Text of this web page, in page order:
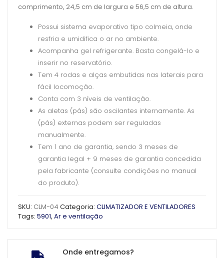
Onde entregamos?
comprimento, 24,5 cm de largura e 56,5 cm de altura.
Possui sistema evaporativo tipo colmeia, onde
resfria e umidifica o ar no ambiente.
Acompanha gel refrigerante. Basta congelá-lo e
inserir no reservatório.
Tem 4 rodas e alças embutidas nas laterais para
fácil locomoção.
Conta com 3 níveis de ventilação.
As aletas (pás) são oscilantes internamente. As
(pás) externas podem ser reguladas
manualmente.
Tem 1 ano de garantia, sendo 3 meses de
garantia legal + 9 meses de garantia concedida
pela fabricante (consulte condições no manual
do produto).
SKU: CLM-04 Categoria: CLIMATIZADOR E VENTILADORES
Tags: 5901, Ar e ventilação